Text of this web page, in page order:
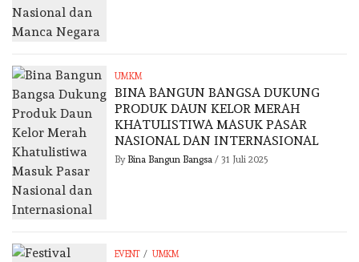
UMKM
BINA BANGUN BANGSA DUKUNG
PRODUK DAUN KELOR MERAH
KHATULISTIWA MASUK PASAR
NASIONAL DAN INTERNASIONAL
By Bina Bangun Bangsa/ 31 Juli 2025
EVENT / UMKM